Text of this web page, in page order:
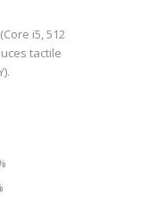
(Core i5, 512
tactile